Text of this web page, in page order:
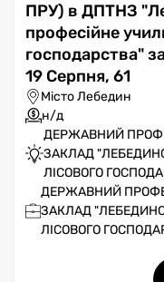
ПРУ) в ДПТНЗ
професійне
господарства"
19 Серпня, 61
Місто Лебедин
н/д
ДЕРЖАВНИЙ
ЗАКЛАД
ЛІСОВОГО
ДЕРЖАВНИЙ
ЗАКЛАД
ЛІСОВОГО